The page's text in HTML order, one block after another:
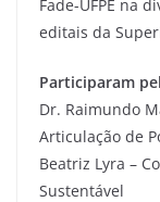
Fade-UFPE na
editais da
Participaram
Dr. Raimundo
Articulação de
Beatriz Lyra –
Sustentável